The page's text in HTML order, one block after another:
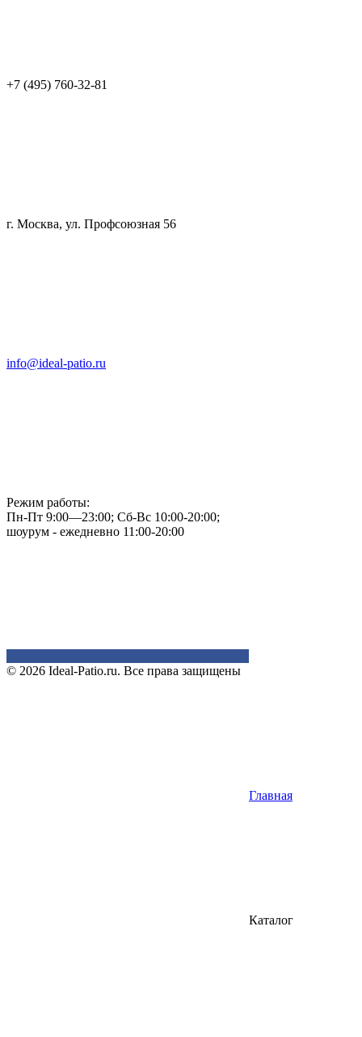
+7 (495) 760-32-81
г. Москва, ул. Профсоюзная 56
info@ideal-patio.ru
Режим работы:
Пн-Пт 9:00—23:00; Сб-Вс 10:00-20:00;
шоурум - ежедневно 11:00-20:00
© 2026 Ideal-Patio.ru. Все права защищены
Главная
Каталог